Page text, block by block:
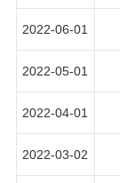
2022-06-01
2022-05-01
2022-04-01
2022-03-02